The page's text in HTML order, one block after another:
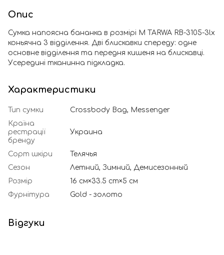
Опис
Сумка напоясна бананка в розмірі М TARWA RB-3105-3lx
коньячна 3 відділення. Дві блискавки спереду: одне
основне відділення та передня кишеня на блискавці.
Усередині тканинна підкладка.
Характеристики
Тип сумки
Crossbody Bag, Messenger
Країна
рестрації
бренду
Украина
Сорт шкіри
Телячья
Сезон
Летний, Зимний, Демисезонный
Розмір
16 см×33.5 cm×5 см
Фурнітура
Gold - золото
Відгуки